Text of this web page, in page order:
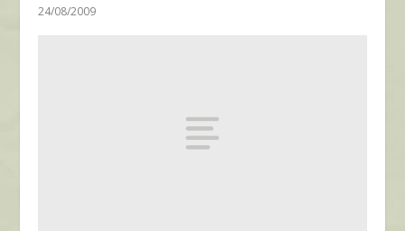
24/08/2009